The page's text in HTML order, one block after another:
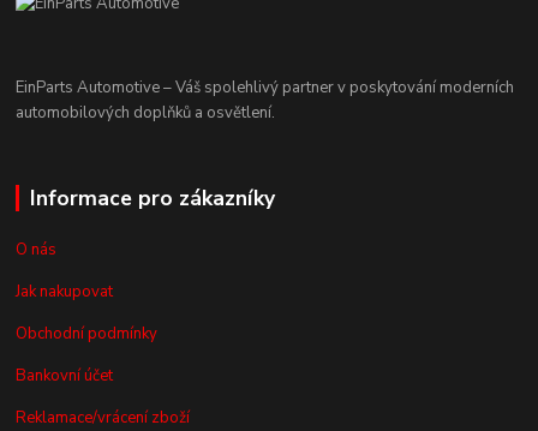
EinParts Automotive – Váš spolehlivý partner v poskytování moderních
automobilových doplňků a osvětlení.
Informace pro zákazníky
O nás
Jak nakupovat
Obchodní podmínky
Bankovní účet
Reklamace/vrácení zboží